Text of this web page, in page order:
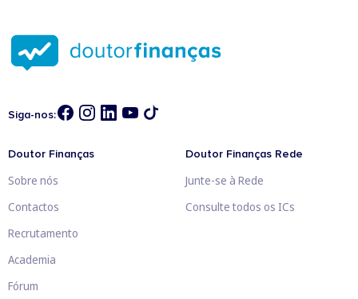
Siga-nos:
Doutor Finanças
Sobre nós
Contactos
Recrutamento
Academia
Fórum
Doutor Finanças Rede
Junte-se à Rede
Consulte todos os ICs